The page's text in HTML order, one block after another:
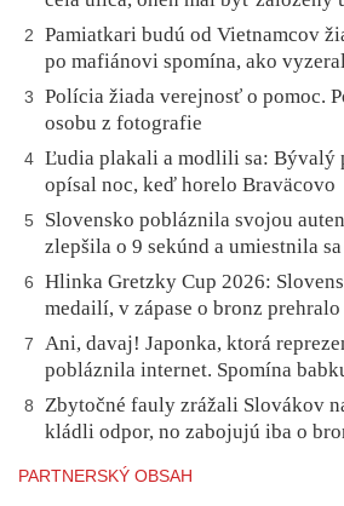
2
Pamiatkari budú od Vietnamcov
po mafiánovi spomína, ako
3
Polícia žiada verejnosť o pomoc.
osobu z fotografie
4 Ľudia plakali a modlili sa: Bývalý
opísal noc, keď horelo Braväcovo
5
Slovensko pobláznila svojou
zlepšila o 9 sekúnd a umiestnila sa
6
Hlinka Gretzky Cup 2026:
medailí, v zápase o bronz
7
Ani, davaj! Japonka, ktorá
pobláznila internet. Spomína
8
Zbytočné fauly zrážali Slovákov
kládli odpor, no zabojujú iba o
PARTNERSKÝ OBSAH